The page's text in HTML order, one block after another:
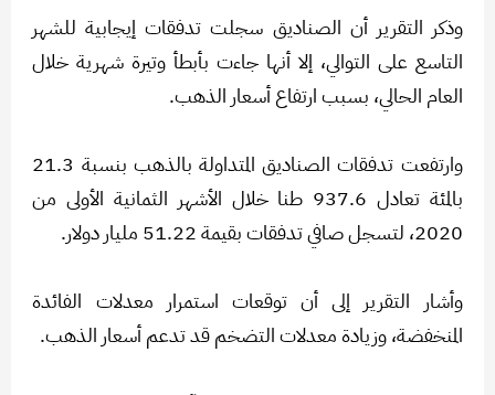
وذكر التقرير أن الصناديق سجلت تدفقات إيجابية للشهر
التاسع على التوالي، إلا أنها جاءت بأبطأ وتيرة شهرية خلال
العام الحالي، بسبب ارتفاع أسعار الذهب.
وارتفعت تدفقات الصناديق المتداولة بالذهب بنسبة 21.3
بالمئة تعادل 937.6 طنا خلال الأشهر الثمانية الأولى من
2020، لتسجل صافي تدفقات بقيمة 51.22 مليار دولار.
وأشار التقرير إلى أن توقعات استمرار معدلات الفائدة
المنخفضة، وزيادة معدلات التضخم قد تدعم أسعار الذهب.